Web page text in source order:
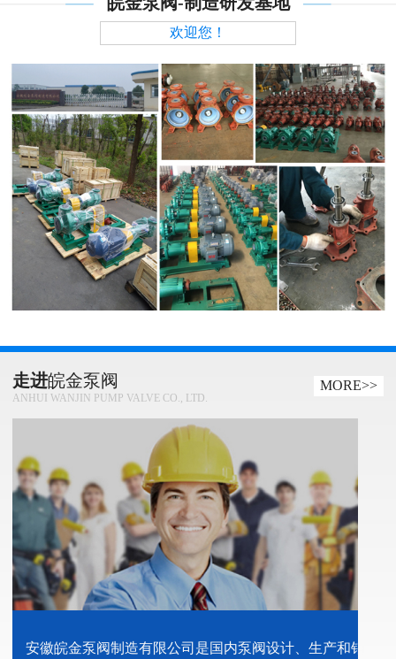
欢迎您！
MORE>>
走进皖金泵阀
ANHUI WANJIN PUMP VALVE CO., LTD.
安徽皖金泵阀制造有限公司是国内泵阀设计、生产和销